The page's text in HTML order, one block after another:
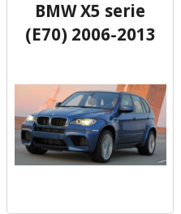
BMW X5 serie
(E70) 2006-2013